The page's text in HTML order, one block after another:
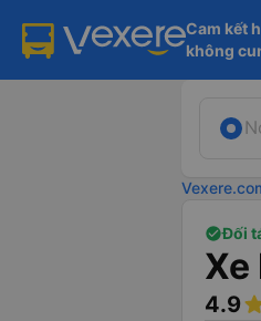
Cam kết
không
Đối
Xe
4.9